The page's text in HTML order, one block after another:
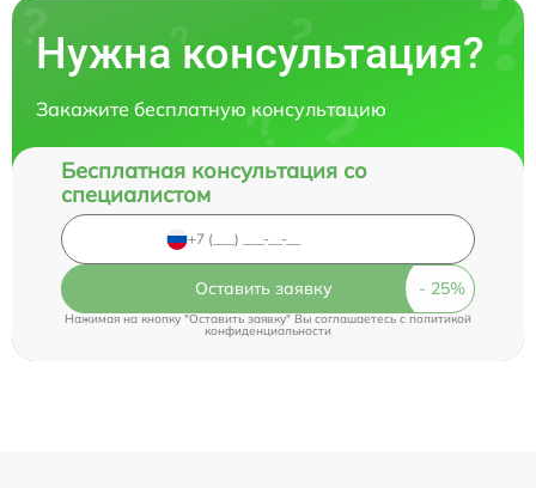
Нужна консультация?
Закажите бесплатную консультацию
Бесплатная консультация со
специалистом
Оставить заявку
Нажимая на кнопку "Оставить заявку" Вы соглашаетесь cполитикой
конфиденциальности